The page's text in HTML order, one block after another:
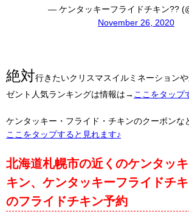
— ケンタッキーフライドチキン??
November 26, 2020
絶対行きたいクリスマスイルミネーション
ゼント人気ランキングは情報は→ ここをタップ
ケンタッキー・フライド・チキンのクーポンな
ここをタップすると見れます♪
北海道札幌市の近くのケンタッ
キン、ケンタッキーフライドチ
のフライドチキン予約